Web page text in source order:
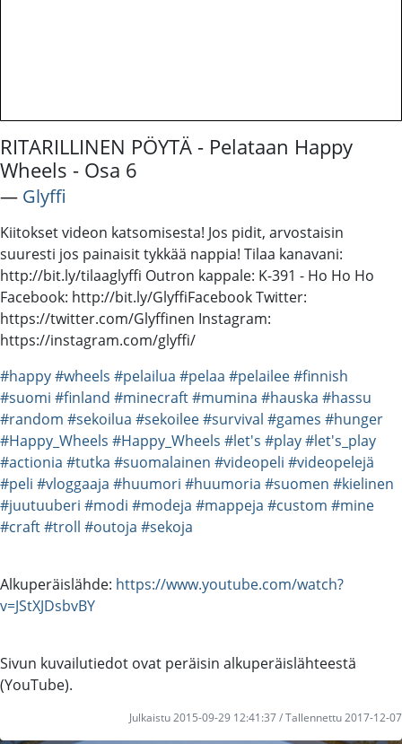
RITARILLINEN PÖYTÄ - Pelataan Happy
Wheels - Osa 6
― Glyffi
Kiitokset videon katsomisesta! Jos pidit, arvostaisin
suuresti jos painaisit tykkää nappia! Tilaa kanavani:
http://bit.ly/tilaaglyffi Outron kappale: K-391 - Ho Ho Ho
Facebook: http://bit.ly/GlyffiFacebook Twitter:
https://twitter.com/Glyffinen Instagram:
https://instagram.com/glyffi/
#happy#wheels #pelailua #pelaa #pelailee#finnish
#suomi #finland #minecraft#mumina #hauska #hassu
#random #sekoilua #sekoilee#survival #games #hunger
#Happy_Wheels #Happy_Wheels #let's #play#let's_play
#actionia #tutka #suomalainen #videopeli #videopelejä
#peli #vloggaaja #huumori #huumoria #suomen #kielinen
#juutuuberi #modi #modeja #mappeja #custom #mine
#craft#troll #outoja #sekoja
Alkuperäislähde: https://www.youtube.com/watch?
v=JStXJDsbvBY
Sivun kuvailutiedot ovat peräisin alkuperäislähteestä
(YouTube).
Julkaistu 2015-09-29 12:41:37 / Tallennettu 2017-12-07